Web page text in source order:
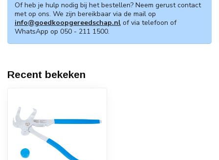
Of heb je hulp nodig bij het bestellen? Neem gerust contact
met op ons. We zijn bereikbaar via de mail op
info@goedkoopgereedschap.nl of via telefoon of
WhatsApp op 050 - 211 1500.
Recent bekeken